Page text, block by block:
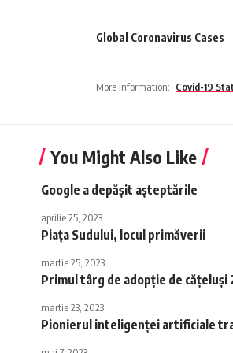
Global Coronavirus Cases
More Information: Covid-19
You Might Also Like
Google a depășit așteptările
aprilie 25, 2023
Piața Sudului, locul primăverii
martie 25, 2023
Primul târg de adopție de cățeluși
martie 23, 2023
Pionierul inteligenței artificiale